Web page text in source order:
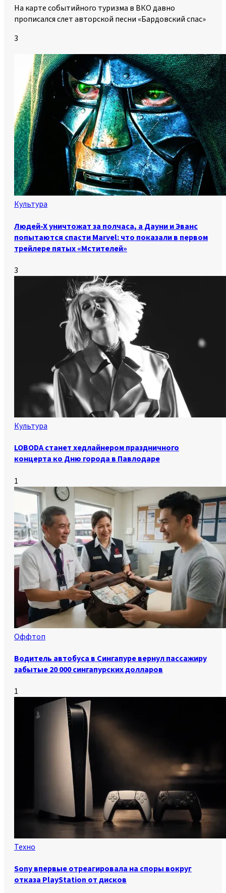
На карте событийного туризма в ВКО давно
прописался слет авторской песни «Бардовский спас»
3
Культура
Людей-Х уничтожат за полчаса, а Дауни и Эванс
попытаются спасти Marvel: что показали в первом
трейлере пятых «Мстителей»
3
Культура
LOBODA станет хедлайнером праздничного
концерта ко Дню города в Павлодаре
1
Оффтоп
Водитель автобуса в Сингапуре вернул пассажиру
забытые 20 000 сингапурских долларов
1
Техно
Sony впервые отреагировала на споры вокруг
отказа PlayStation от дисков